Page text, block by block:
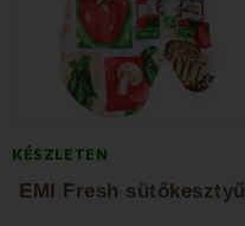
KÉSZLETEN
EMI Fresh sütőkesztyű